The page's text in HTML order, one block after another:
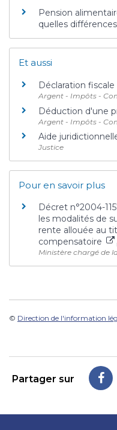
Pension
quelles
Et aussi
Déclaration
Argent - Impôts -
Déduction d'une
Argent - Impôts -
Aide
Justice
Pour en savoir plus
Décret n°2004-
les modalités de
rente allouée au
compensatoire
Ministère chargé de
© Direction de l'information
Partager sur